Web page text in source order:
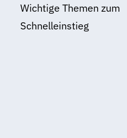
Wichtige Themen zum
Schnelleinstieg